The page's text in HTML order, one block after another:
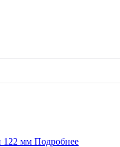
Подробнее